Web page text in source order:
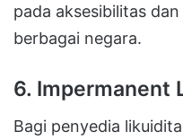
pada aksesibilitas
berbagai negara.
6. Impermanent
Bagi penyedia